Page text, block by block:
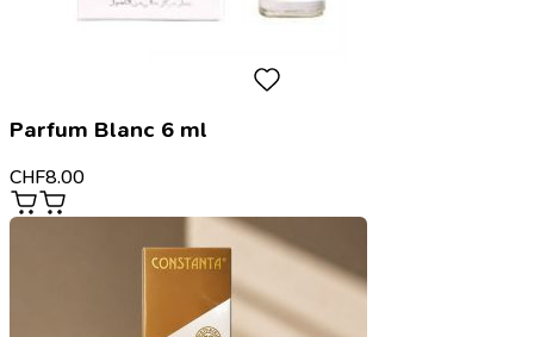
Parfum Blanc 6 ml
CHF8.00